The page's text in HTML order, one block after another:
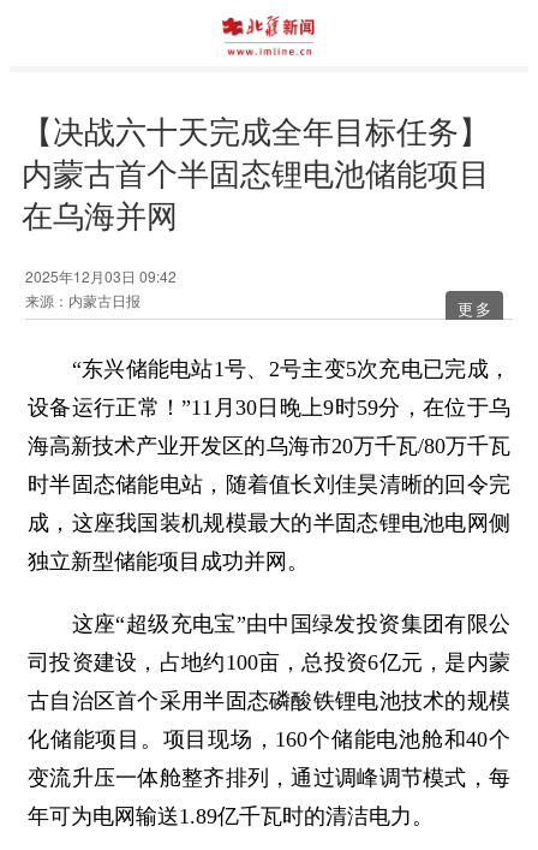
【决战六十天完成全年目标任务】
内蒙古首个半固态锂电池储能项目
在乌海并网
2025年12月03日 09:42
来源：内蒙古日报
更多
“东兴储能电站1号、2号主变5次充电已完成，
设备运行正常！”11月30日晚上9时59分，在位于乌
海高新技术产业开发区的乌海市20万千瓦/80万千瓦
时半固态储能电站，随着值长刘佳昊清晰的回令完
成，这座我国装机规模最大的半固态锂电池电网侧
独立新型储能项目成功并网。
这座“超级充电宝”由中国绿发投资集团有限公
司投资建设，占地约100亩，总投资6亿元，是内蒙
古自治区首个采用半固态磷酸铁锂电池技术的规模
化储能项目。项目现场，160个储能电池舱和40个
变流升压一体舱整齐排列，通过调峰调节模式，每
年可为电网输送1.89亿千瓦时的清洁电力。